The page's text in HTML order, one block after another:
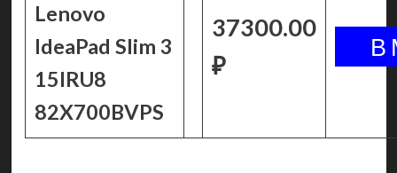
Lenovo
IdeaPad Slim 3
15IRU8
82X700BVPS
37300.00
₽